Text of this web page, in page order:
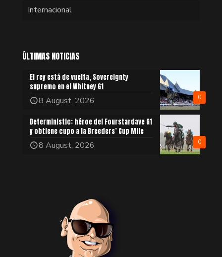
Internacional
ÚLTIMAS NOTICIAS
0
El rey está de vuelta, Sovereignty
supremo en el Whitney G1
8 August, 2026
0
Deterministic: héroe del Fourstardave G1
y obtiene cupo a la Breeders’ Cup Mile
8 August, 2026